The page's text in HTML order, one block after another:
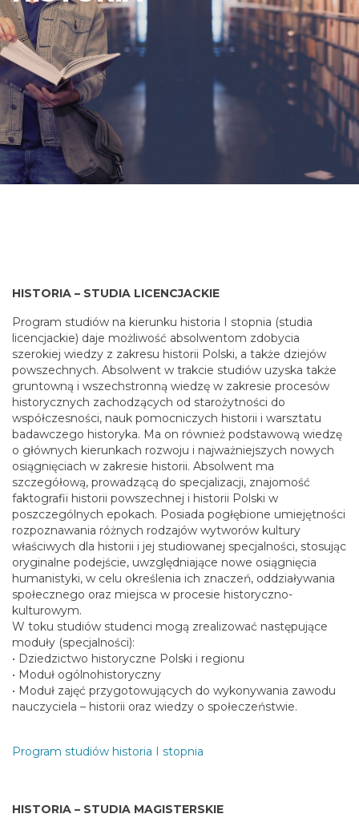
HISTORIA – STUDIA LICENCJACKIE
Program studiów na kierunku historia I stopnia (studia
licencjackie) daje możliwość absolwentom zdobycia
szerokiej wiedzy z zakresu historii Polski, a także dziejów
powszechnych. Absolwent w trakcie studiów uzyska także
gruntowną i wszechstronną wiedzę w zakresie procesów
historycznych zachodzących od starożytności do
współczesności, nauk pomocniczych historii i warsztatu
badawczego historyka. Ma on również podstawową wiedzę
o głównych kierunkach rozwoju i najważniejszych nowych
osiągnięciach w zakresie historii. Absolwent ma
szczegółową, prowadzącą do specjalizacji, znajomość
faktografii historii powszechnej i historii Polski w
poszczególnych epokach. Posiada pogłębione umiejętności
rozpoznawania różnych rodzajów wytworów kultury
właściwych dla historii i jej studiowanej specjalności, stosując
oryginalne podejście, uwzględniające nowe osiągnięcia
humanistyki, w celu określenia ich znaczeń, oddziaływania
społecznego oraz miejsca w procesie historyczno-
kulturowym.
W toku studiów studenci mogą zrealizować następujące
moduły (specjalności):
• Dziedzictwo historyczne Polski i regionu
• Moduł ogólnohistoryczny
• Moduł zajęć przygotowujących do wykonywania zawodu
nauczyciela – historii oraz wiedzy o społeczeństwie.
Program studiów historia I stopnia
HISTORIA – STUDIA MAGISTERSKIE